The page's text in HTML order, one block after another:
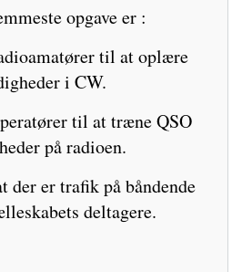
opgave er :
til at oplære
i CW.
til at træne QSO
på radioen.
der er trafik på båndende
deltagere.